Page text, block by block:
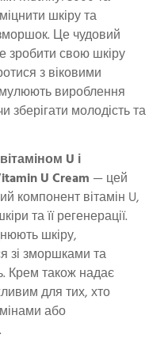
шкіру та
Це чудовий
зробити свою шкіру
з віковими
вироблення
зберігати молодість та
U і
U Cream — цей
компонент вітамін U,
та її регенерації.
шкіру,
зі зморшками та
Крем також надає
для тих, хто
або